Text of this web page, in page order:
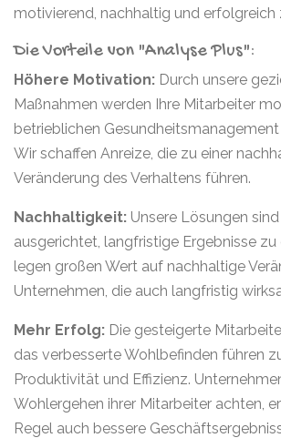
motivierend, nachhaltig und erfolgreich
Die Vorteile von "Analyse Plus":
Höhere Motivation: Durch unsere
Maßnahmen werden Ihre Mitarbeiter
betrieblichen
Wir schaffen Anreize, die zu einer
Veränderung des Verhaltens führen.
Nachhaltigkeit: Unsere Lösungen
ausgerichtet, langfristige Ergebnisse zu
legen großen Wert auf nachhaltige
Unternehmen, die auch langfristig
Mehr Erfolg: Die gesteigerte
das verbesserte Wohlbefinden führen
Produktivität und Effizienz.
Wohlergehen ihrer Mitarbeiter achten,
Regel auch bessere